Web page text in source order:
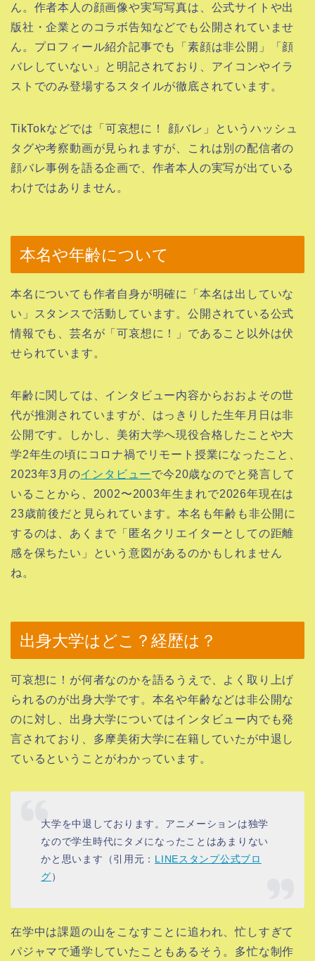
ん。作者本人の顔画像や実写写真は、公式サイトや出
版社・企業とのコラボ告知などでも公開されていませ
ん。プロフィール紹介記事でも「素顔は非公開」「顔
バレしていない」と明記されており、アイコンやイラ
ストでのみ登場するスタイルが徹底されています。
TikTokなどでは「可哀想に！ 顔バレ」というハッシュ
タグや考察動画が見られますが、これは別の配信者の
顔バレ事例を語る企画で、作者本人の実写が出ている
わけではありません。
本名や年齢について
本名についても作者自身が明確に「本名は出していな
い」スタンスで活動しています。公開されている公式
情報でも、芸名が「可哀想に！」であること以外は伏
せられています。
年齢に関しては、インタビュー内容からおおよその世
代が推測されていますが、はっきりした生年月日は非
公開です。しかし、美術大学へ現役合格したことや大
学2年生の頃にコロナ禍でリモート授業になったこと、
2023年3月のインタビューで今20歳なのでと発言して
いることから、2002〜2003年生まれで2026年現在は
23歳前後だと見られています。本名も年齢も非公開に
するのは、あくまで「匿名クリエイターとしての距離
感を保ちたい」という意図があるのかもしれません
ね。
出身大学はどこ？経歴は？
可哀想に！が何者なのかを語るうえで、よく取り上げ
られるのが出身大学です。本名や年齢などは非公開な
のに対し、出身大学についてはインタビュー内でも発
言されており、多摩美術大学に在籍していたが中退し
ているということがわかっています。
大学を中退しております。アニメーションは独学
なので学生時代にタメになったことはあまりない
かと思います（引用元： LINEスタンプ公式ブロ
グ）
在学中は課題の山をこなすことに追われ、忙しすぎて
パジャマで通学していたこともあるそう。多忙な制作